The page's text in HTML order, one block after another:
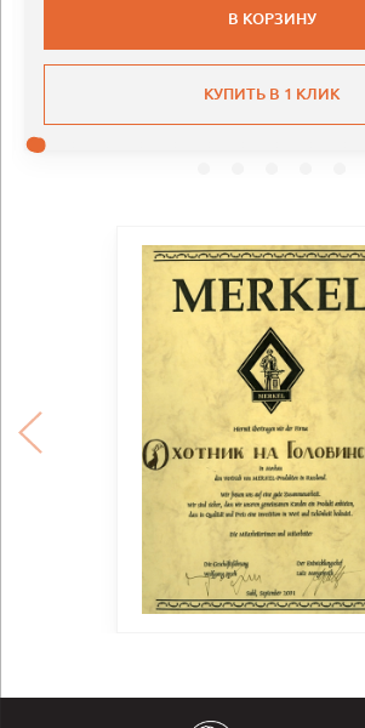
В КОРЗИНУ
КУПИТЬ В 1 КЛИК